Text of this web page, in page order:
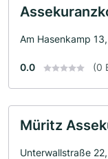
Am Hasenkamp
0.0 (0
Müritz
Unterwallstraße